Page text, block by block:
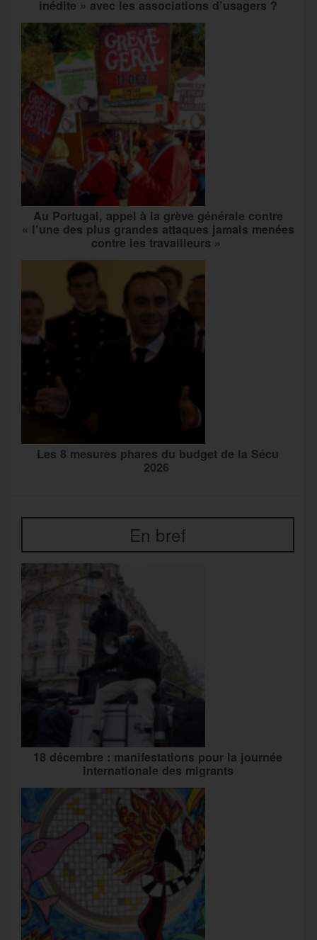
inédite » avec les associations d’usagers ?
Au Portugal, appel à la grève générale contre
« l’une des plus grandes attaques jamais menées
contre les travailleurs »
Les 8 mesures phares du budget de la Sécu
2026
En bref
18 décembre : manifestations pour la journée
internationale des migrants